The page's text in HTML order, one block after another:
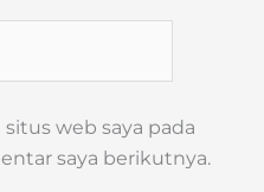
web saya pada
saya berikutnya.